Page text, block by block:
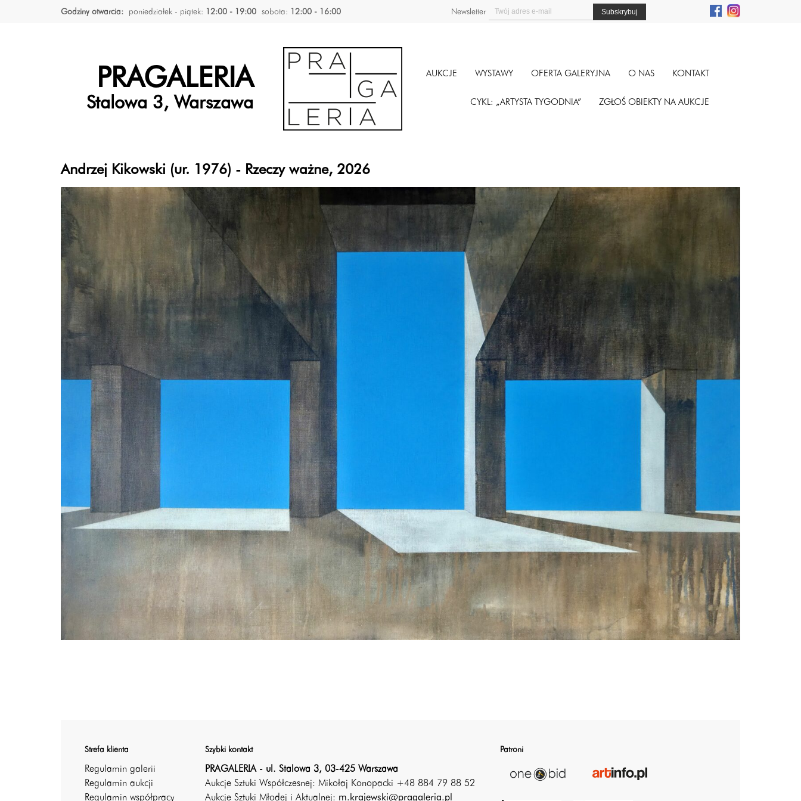
Godziny otwarcia: poniedziałek - piątek: 12:00 - 19:00 sobota: 12:00 - 16:00 Newsletter
PRAGALERIA
Stalowa 3, Warszawa
AUKCJE WYSTAWY OFERTA GALERYJNA O NAS KONTAKT
CYKL: „ARTYSTA TYGODNIA” ZGŁOŚ OBIEKTY NA AUKCJE
Andrzej Kikowski (ur. 1976) - Rzeczy ważne, 2026
Strefa klienta
Regulamin galerii
Regulamin aukcji
Regulamin współpracy
Szybki kontakt
PRAGALERIA - ul. Stalowa 3, 03-425 Warszawa
Aukcje Sztuki Współczesnej: Mikołaj Konopacki +48 884 79 88 52
Aukcje Sztuki Młodej i Aktualnej: m.krajewski@pragaleria.pl
Patroni